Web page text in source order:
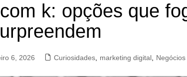
k: opções que
6, 2026 Curiosidades marketing digital